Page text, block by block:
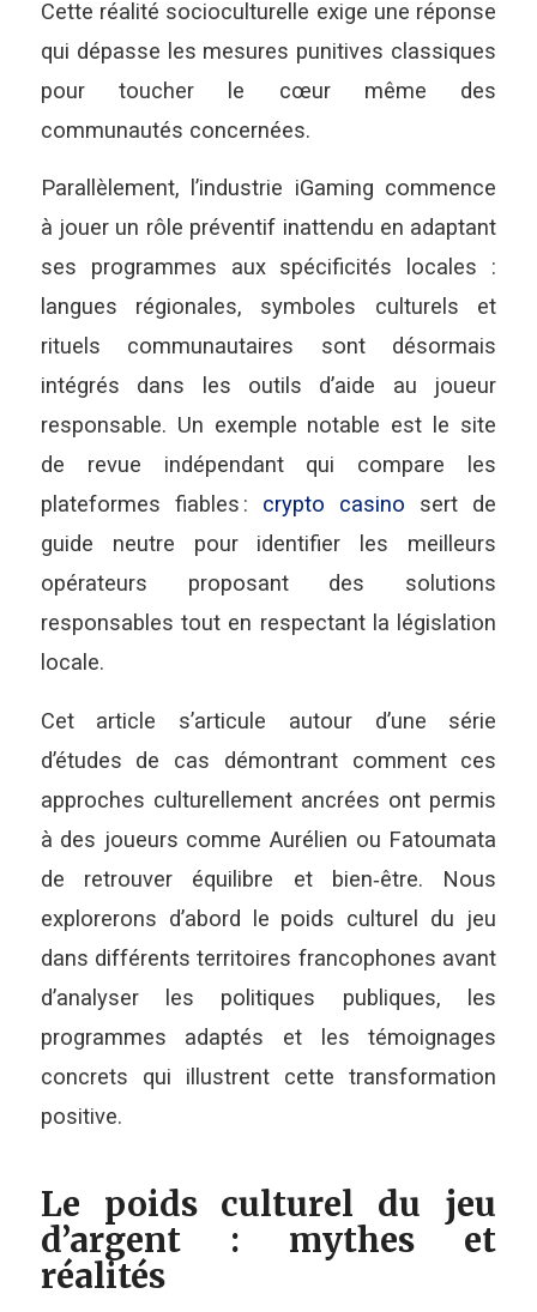
Cette réalité socioculturelle exige une réponse
qui dépasse les mesures punitives classiques
pour toucher le cœur même des
communautés concernées.
Parallèlement, l’industrie iGaming commence
à jouer un rôle préventif inattendu en adaptant
ses programmes aux spécificités locales :
langues régionales, symboles culturels et
rituels communautaires sont désormais
intégrés dans les outils d’aide au joueur
responsable. Un exemple notable est le site
de revue indépendant qui compare les
plateformes fiables : crypto casino sert de
guide neutre pour identifier les meilleurs
opérateurs proposant des solutions
responsables tout en respectant la législation
locale.
Cet article s’articule autour d’une série
d’études de cas démontrant comment ces
approches culturellement ancrées ont permis
à des joueurs comme Aurélien ou Fatoumata
de retrouver équilibre et bien‑être. Nous
explorerons d’abord le poids culturel du jeu
dans différents territoires francophones avant
d’analyser les politiques publiques, les
programmes adaptés et les témoignages
concrets qui illustrent cette transformation
positive.
Le poids culturel du jeu
d’argent : mythes et
réalités